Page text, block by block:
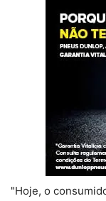
"Hoje, o